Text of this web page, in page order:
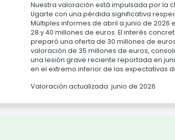
Nuestra valoración está impulsada por la
Ugarte con una pérdida significativa
Múltiples informes de abril a junio de
28 y 40 millones de euros. El interés
preparó una oferta de 30 millones de
valoración de 35 millones de euros,
una lesión grave reciente reportada en
en el extremo inferior de las expectativas
Valoración actualizada: junio de 2026